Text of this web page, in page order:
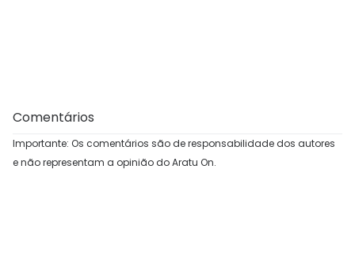
Comentários
Importante: Os comentários são de responsabilidade dos autores
e não representam a opinião do Aratu On.